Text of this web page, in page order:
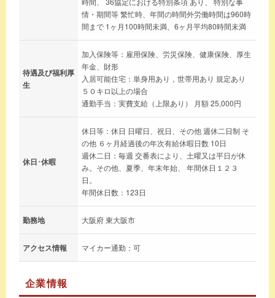
情・期間等 繁忙時、年間の時間外労働時間は960時
間まで 1ヶ月100時間未満、6ヶ月平均80時間未満
待遇及び福利厚
生
加入保険等：雇用保険、労災保険、健康保険、厚生
年金、財形
入居可能住宅：単身用あり，世帯用あり 規定あり
５０キロ以上の場合
通勤手当：実費支給（上限あり） 月額 25,000円
休日･休暇
休日等：休日 日曜日、祝日、その他 週休二日制 そ
の他 ６ヶ月経過後の年次有給休暇日数 10日
週休二日：毎週 交番表により、土曜又は平日が休
み。その他、夏季、年末年始、 年間休日１２３
日。
年間休日数：123日
勤務地 大阪府 東大阪市
アクセス情報 マイカー通勤：可
企業情報